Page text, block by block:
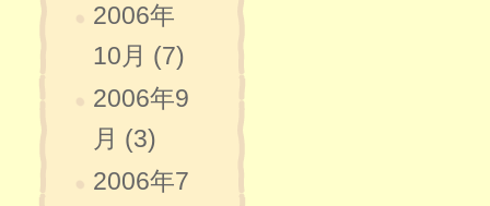
2006年
10月 (7)
2006年9
月 (3)
2006年7